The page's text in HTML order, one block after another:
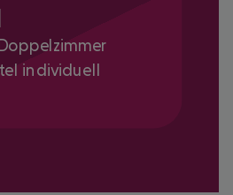
individuell